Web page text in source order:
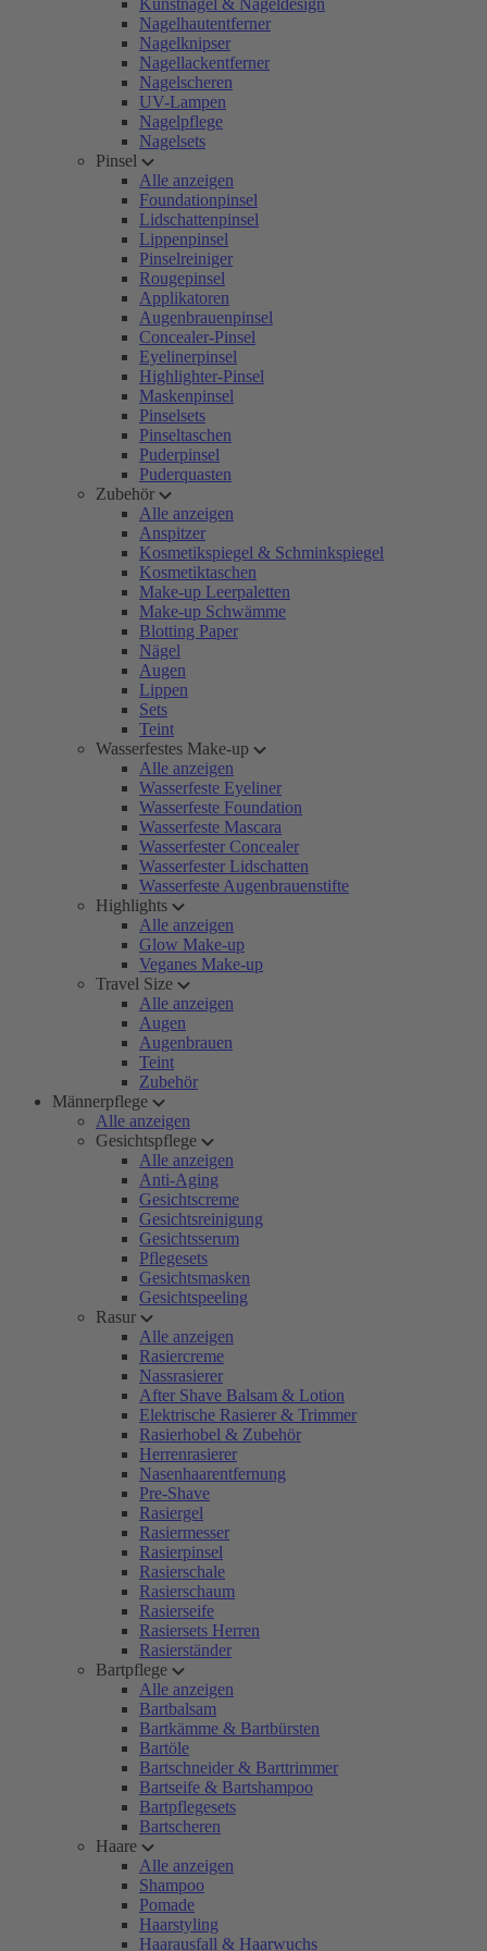
Kunstnägel & Nageldesign
Nagelhautentferner
Nagelknipser
Nagellackentferner
Nagelscheren
UV-Lampen
Nagelpflege
Nagelsets
Pinsel
Alle anzeigen
Foundationpinsel
Lidschattenpinsel
Lippenpinsel
Pinselreiniger
Rougepinsel
Applikatoren
Augenbrauenpinsel
Concealer-Pinsel
Eyelinerpinsel
Highlighter-Pinsel
Maskenpinsel
Pinselsets
Pinseltaschen
Puderpinsel
Puderquasten
Zubehör
Alle anzeigen
Anspitzer
Kosmetikspiegel & Schminkspiegel
Kosmetiktaschen
Make-up Leerpaletten
Make-up Schwämme
Blotting Paper
Nägel
Augen
Lippen
Sets
Teint
Wasserfestes Make-up
Alle anzeigen
Wasserfeste Eyeliner
Wasserfeste Foundation
Wasserfeste Mascara
Wasserfester Concealer
Wasserfester Lidschatten
Wasserfeste Augenbrauenstifte
Highlights
Alle anzeigen
Glow Make-up
Veganes Make-up
Travel Size
Alle anzeigen
Augen
Augenbrauen
Teint
Zubehör
Männerpflege
Alle anzeigen
Gesichtspflege
Alle anzeigen
Anti-Aging
Gesichtscreme
Gesichtsreinigung
Gesichtsserum
Pflegesets
Gesichtsmasken
Gesichtspeeling
Rasur
Alle anzeigen
Rasiercreme
Nassrasierer
After Shave Balsam & Lotion
Elektrische Rasierer & Trimmer
Rasierhobel & Zubehör
Herrenrasierer
Nasenhaarentfernung
Pre-Shave
Rasiergel
Rasiermesser
Rasierpinsel
Rasierschale
Rasierschaum
Rasierseife
Rasiersets Herren
Rasierständer
Bartpflege
Alle anzeigen
Bartbalsam
Bartkämme & Bartbürsten
Bartöle
Bartschneider & Barttrimmer
Bartseife & Bartshampoo
Bartpflegesets
Bartscheren
Haare
Alle anzeigen
Shampoo
Pomade
Haarstyling
Haarausfall & Haarwuchs